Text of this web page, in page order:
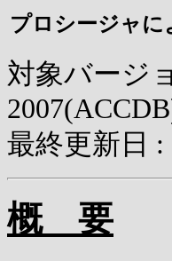
プロシージャに
対象バージ
最終更新日 :
概 要